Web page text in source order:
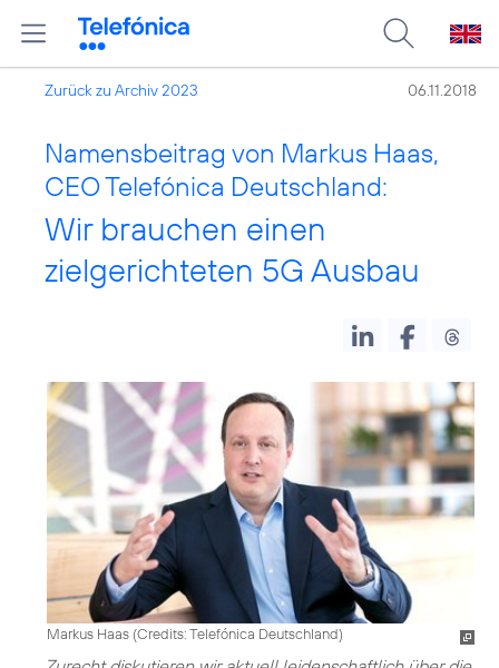
Zurück zu Archiv 2023 06.11.2018
Namensbeitrag von Markus Haas,
CEO Telefónica Deutschland:
Wir brauchen einen
zielgerichteten 5G Ausbau
Markus Haas (Credits: Telefónica Deutschland)